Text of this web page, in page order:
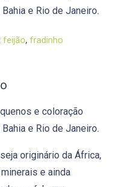
e Rio de Janeiro.
feijão, fradinho
e coloração
e Rio de Janeiro.
originário da África,
e ainda